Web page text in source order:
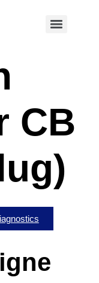
CB